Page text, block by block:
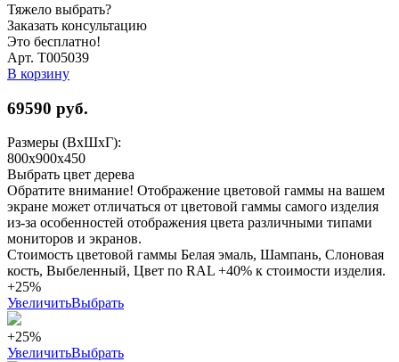
Тяжело выбрать?
Заказать консультацию
Это бесплатно!
Арт. Т005039
В корзину
69590 руб.
Размеры (ВхШхГ):
800х900х450
Выбрать цвет дерева
Обратите внимание! Отображение цветовой гаммы на вашем
экране может отличаться от цветовой гаммы самого изделия
из-за особенностей отображения цвета различными типами
мониторов и экранов.
Стоимость цветовой гаммы Белая эмаль, Шампань, Слоновая
кость, Выбеленный, Цвет по RAL +40% к стоимости изделия.
+25%
УвеличитьВыбрать
+25%
УвеличитьВыбрать